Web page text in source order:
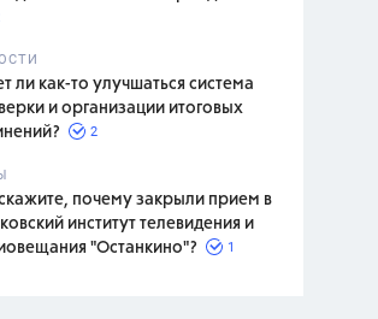
ли как-то улучшаться система
и организации итоговых
2
почему закрыли прием в
институт телевидения и
"Останкино"?
1